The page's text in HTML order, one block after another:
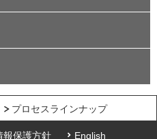
プロセスラインナップ
報保護方針 English